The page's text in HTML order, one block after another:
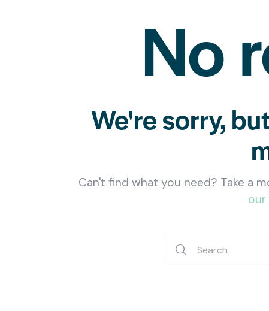
No
We're sorry,
Can't find what you need? Take a
our